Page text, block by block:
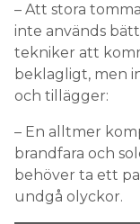
– Att stora
inte används
tekniker att
beklagligt, men
och tillägger:
– En alltmer
brandfara och
behöver ta ett
undgå olyckor.